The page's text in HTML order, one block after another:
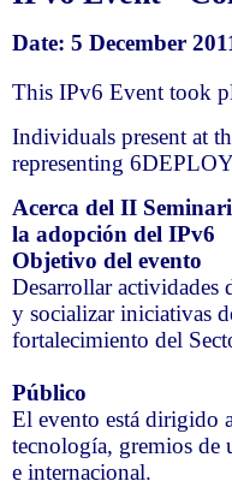
Date: 5 December
This IPv6 Event took
Individuals present at
representing
Acerca del II
la adopción del IPv6
Objetivo del evento
Desarrollar
y socializar iniciativas
fortalecimiento del
Público
El evento está dirigido
tecnología, gremios de
e internacional.